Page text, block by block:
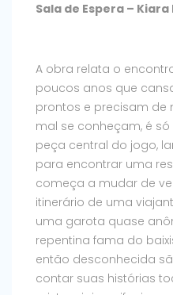
Sala de Espera –
A obra relata o
poucos anos que
prontos e precisam de
mal se conheçam, é
peça central do jogo,
para encontrar uma
começa a mudar de
itinerário de uma
uma garota quase
repentina fama do
então desconhecida
contar suas histórias